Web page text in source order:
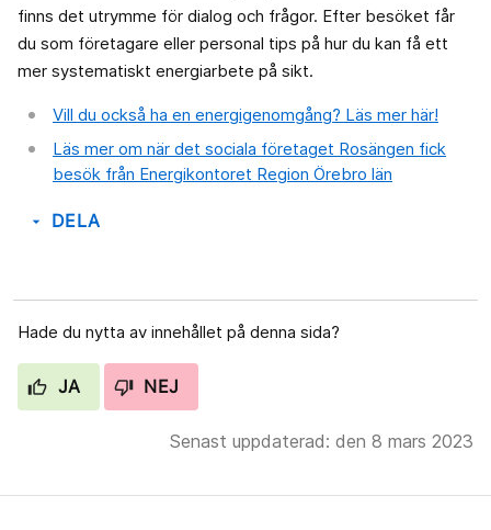
finns det utrymme för dialog och frågor. Efter besöket får
du som företagare eller personal tips på hur du kan få ett
mer systematiskt energiarbete på sikt.
Vill du också ha en energigenomgång? Läs mer här!
Läs mer om när det sociala företaget Rosängen fick
besök från Energikontoret Region Örebro län
arrow_drop_down DELA
Hade du nytta av innehållet på denna sida?
JA NEJ
Senast uppdaterad: den 8 mars 2023